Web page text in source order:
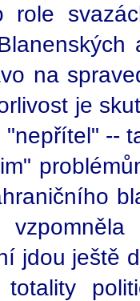
role
na
je
--
jdou ještě
totality